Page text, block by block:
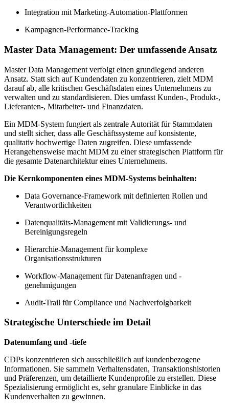
Integration mit Marketing-Automation-Plattformen
Kampagnen-Performance-Tracking
Master Data Management: Der umfassende Ansatz
Master Data Management verfolgt einen grundlegend anderen
Ansatz. Statt sich auf Kundendaten zu konzentrieren, zielt MDM
darauf ab, alle kritischen Geschäftsdaten eines Unternehmens zu
verwalten und zu standardisieren. Dies umfasst Kunden-, Produkt-,
Lieferanten-, Mitarbeiter- und Finanzdaten.
Ein MDM-System fungiert als zentrale Autorität für Stammdaten
und stellt sicher, dass alle Geschäftssysteme auf konsistente,
qualitativ hochwertige Daten zugreifen. Diese umfassende
Herangehensweise macht MDM zu einer strategischen Plattform für
die gesamte Datenarchitektur eines Unternehmens.
Die Kernkomponenten eines MDM-Systems beinhalten:
Data Governance-Framework mit definierten Rollen und
Verantwortlichkeiten
Datenqualitäts-Management mit Validierungs- und
Bereinigungsregeln
Hierarchie-Management für komplexe
Organisationsstrukturen
Workflow-Management für Datenanfragen und -
genehmigungen
Audit-Trail für Compliance und Nachverfolgbarkeit
Strategische Unterschiede im Detail
Datenumfang und -tiefe
CDPs konzentrieren sich ausschließlich auf kundenbezogene
Informationen. Sie sammeln Verhaltensdaten, Transaktionshistorien
und Präferenzen, um detaillierte Kundenprofile zu erstellen. Diese
Spezialisierung ermöglicht es, sehr granulare Einblicke in das
Kundenverhalten zu gewinnen.